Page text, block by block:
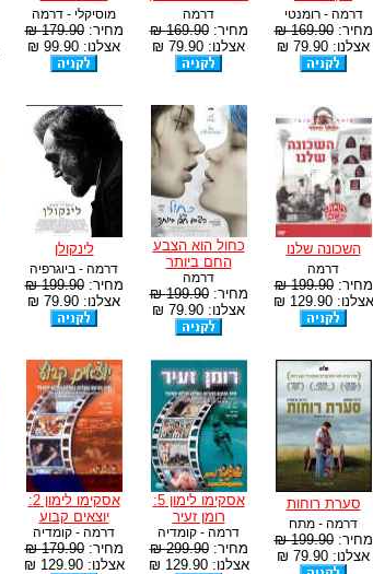
דרמה - רומנטי
מחיר:169.90 ₪
אצלנו: 79.90 ₪
דרמה
מחיר:169.90 ₪
אצלנו: 79.90 ₪
מוסיקלי - דרמה
מחיר:179.90 ₪
אצלנו: 99.90 ₪
השכונה שלנו
דרמה
מחיר:199.90 ₪
אצלנו: 129.90 ₪
כחול הוא הצבע
החם ביותר
דרמה
מחיר:199.90 ₪
אצלנו: 79.90 ₪
לינקולן
דרמה - ביוגרפיה
מחיר:199.90 ₪
אצלנו: 79.90 ₪
סערת רוחות
דרמה - מתח
מחיר:199.90 ₪
אצלנו: 79.90 ₪
אסקימו לימון 5:
רומן זעיר
דרמה - קומדיה
מחיר:299.90 ₪
אצלנו: 129.90 ₪
אסקימו לימון 2:
יוצאים קבוע
דרמה - קומדיה
מחיר:179.90 ₪
אצלנו: 129.90 ₪